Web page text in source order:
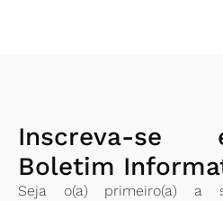
Inscreva-se
Boletim
Seja o(a) primeiro(a) a